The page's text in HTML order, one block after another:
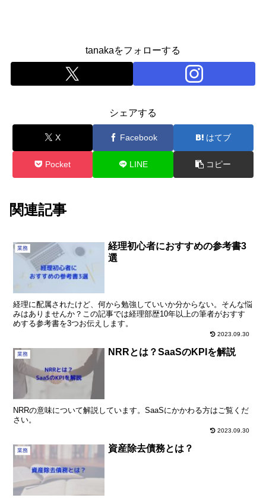
tanakaをフォローする
シェアする
X Facebook はてブ
Pocket LINE コピー
関連記事
業務
経理初心者におすすめの参考書3
選
経理に配属されたけど、何から勉強していいか分からない。そんな悩
みはありませんか？この記事では経理部歴10年以上の筆者がおすす
めする参考書を3つお伝えします。
2023.09.30
業務 NRRとは？SaaSのKPIを解説
NRRの意味について解説しています。SaaSにかかわる方はご覧くだ
さい。
2023.09.30
業務 資産除去債務とは？